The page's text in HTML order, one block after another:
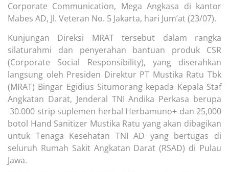
Corporate Communication, Mega Angkasa di kantor
Mabes AD, Jl. Veteran No. 5 Jakarta, hari Jum’at (23/07).
Kunjungan Direksi MRAT tersebut dalam rangka
silaturahmi dan penyerahan bantuan produk CSR
(Corporate Social Responsibility), yang diserahkan
langsung oleh Presiden Direktur PT Mustika Ratu Tbk
(MRAT) Bingar Egidius Situmorang kepada Kepala Staf
Angkatan Darat, Jenderal TNI Andika Perkasa berupa
30.000 strip suplemen herbal Herbamuno+ dan 25,000
botol Hand Sanitizer Mustika Ratu yang akan dibagikan
untuk Tenaga Kesehatan TNI AD yang bertugas di
seluruh Rumah Sakit Angkatan Darat (RSAD) di Pulau
Jawa.